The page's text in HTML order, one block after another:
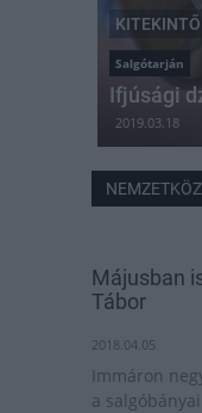
KITEKINTŐ
Salgótarján
Ifjúsági
2019.03.18
Májusban
Tábor
2018.04.05
Immáron
a